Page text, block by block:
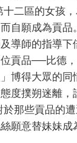
二區的女孩
自願成為貢品
導師的指導下
貢品──比德
博得大眾的同
度撲朔迷離，
那些貢品的
願意替妹妹成